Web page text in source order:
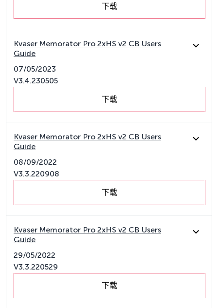
下载
Kvaser Memorator Pro 2xHS v2 CB Users
Guide
07/05/2023
V3.4.230505
下载
Kvaser Memorator Pro 2xHS v2 CB Users
Guide
08/09/2022
V3.3.220908
下载
Kvaser Memorator Pro 2xHS v2 CB Users
Guide
29/05/2022
V3.3.220529
下载